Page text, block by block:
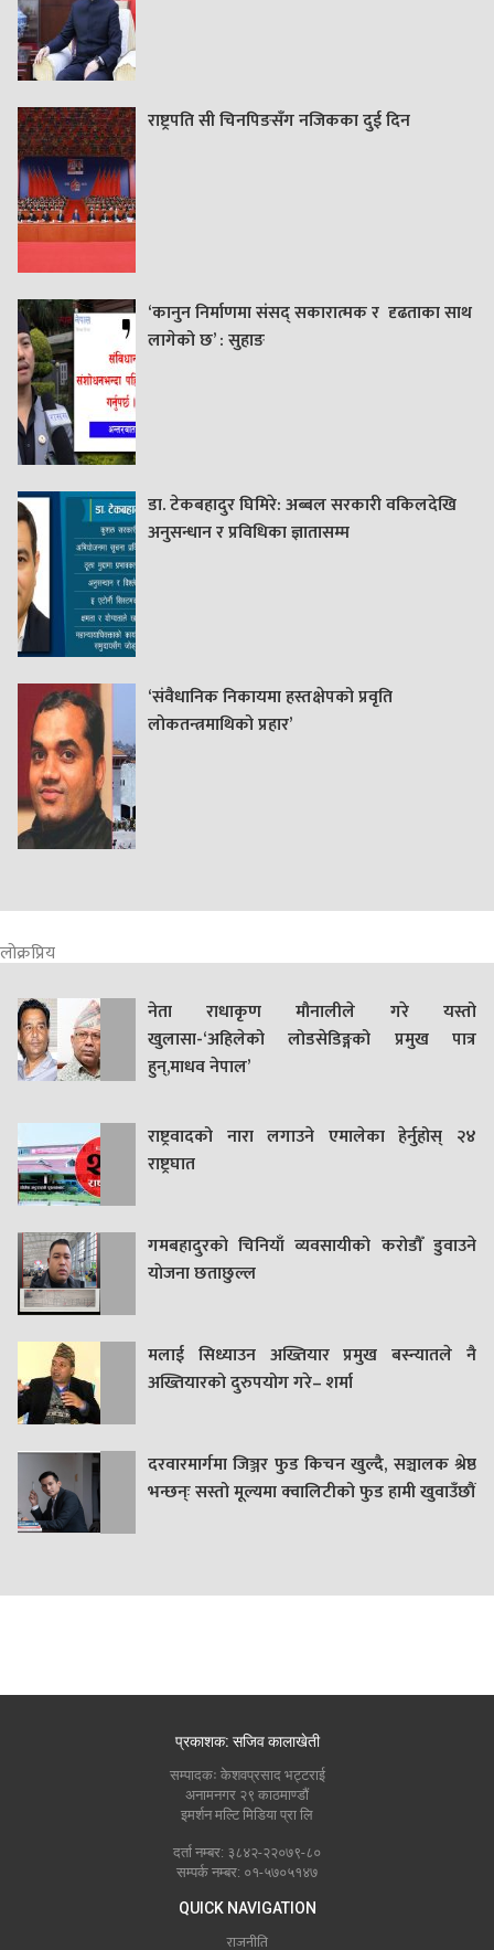
राष्ट्रपति सी चिनपिङसँग नजिकका दुई दिन
‘कानुन निर्माणमा संसद् सकारात्मक र दृढताका साथ
लागेको छ’ : सुहाङ
डा. टेकबहादुर घिमिरे: अब्बल सरकारी वकिलदेखि
अनुसन्धान र प्रविधिका ज्ञातासम्म
‘संवैधानिक निकायमा हस्तक्षेपको प्रवृति
लोकतन्त्रमाथिको प्रहार’
लोक्रप्रिय
नेता राधाकृण मौनालीले गरे यस्तो
खुलासा-‘अहिलेको लोडसेडिङ्गको प्रमुख पात्र
हुन्,माधव नेपाल’
राष्ट्रवादको नारा लगाउने एमालेका हेर्नुहोस् २४
राष्ट्रघात
गमबहादुरकाे चिनियाँ व्यवसायीको करोडौँ डुवाउने
याेजना छताछुल्ल
मलाई सिध्याउन अख्तियार प्रमुख बस्न्यातले नै
अख्तियारको दुरुपयोग गरे– शर्मा
दरवारमार्गमा जिञ्जर फुड किचन खुल्दै, सञ्चालक श्रेष्ठ
भन्छन्ः सस्तो मूल्यमा क्वालिटीको फुड हामी खुवाउँछौं
प्रकाशक: सजिव कालाखेती
सम्पादकः केशवप्रसाद भट्टराई
अनामनगर २९ काठमाण्डौं
इमर्शन मल्टि मिडिया प्रा लि
दर्ता नम्बर: ३८४२-२२०७९-८०
सम्पर्क नम्बर: ०१-५७०५१४७
QUICK NAVIGATION
राजनीति